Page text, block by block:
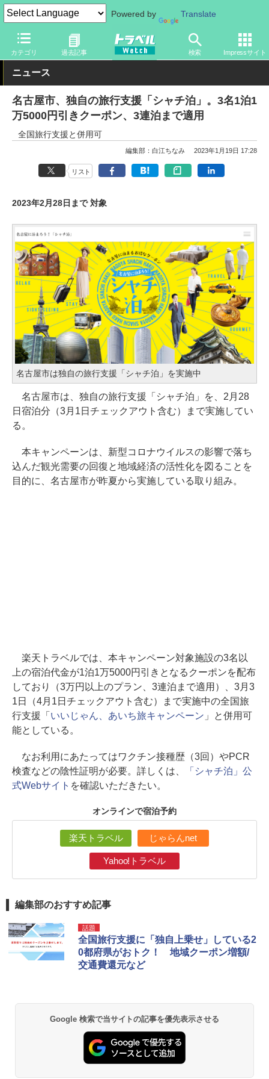
Powered by Translate
カテゴリ 過去記事 検索 Impressサイト
トラベル Watch 地域 国内旅行 中部
ニュース
名古屋市、独自の旅行支援「シャチ泊」。3名1泊1
万5000円引きクーポン、3連泊まで適用
全国旅行支援と併用可
編集部：白江ちなみ 2023年1月19日 17:28
リスト
2023年2月28日まで 対象
名古屋市は独自の旅行支援「シャチ泊」を実施中
名古屋市は、独自の旅行支援「シャチ泊」を、2月28
日宿泊分（3月1日チェックアウト含む）まで実施してい
る。
本キャンペーンは、新型コロナウイルスの影響で落ち
込んだ観光需要の回復と地域経済の活性化を図ることを
目的に、名古屋市が昨夏から実施している取り組み。
楽天トラベルでは、本キャンペーン対象施設の3名以
上の宿泊代金が1泊1万5000円引きとなるクーポンを配布
しており（3万円以上のプラン、3連泊まで適用）、3月3
1日（4月1日チェックアウト含む）まで実施中の全国旅
行支援「 いいじゃん、あいち旅キャンペーン 」と併用可
能としている。
なお利用にあたってはワクチン接種歴（3回）やPCR
検査などの陰性証明が必要。詳しくは、
「シャチ泊」公
式Webサイト を確認いただきたい。
オンラインで宿泊予約
楽天トラベル じゃらんnet
Yahoo!トラベル
編集部のおすすめ記事
話題
全国旅行支援に「独自上乗せ」している2
0都府県がおトク！ 地域クーポン増額/
交通費還元など
Google 検索で当サイトの記事を優先表示させる